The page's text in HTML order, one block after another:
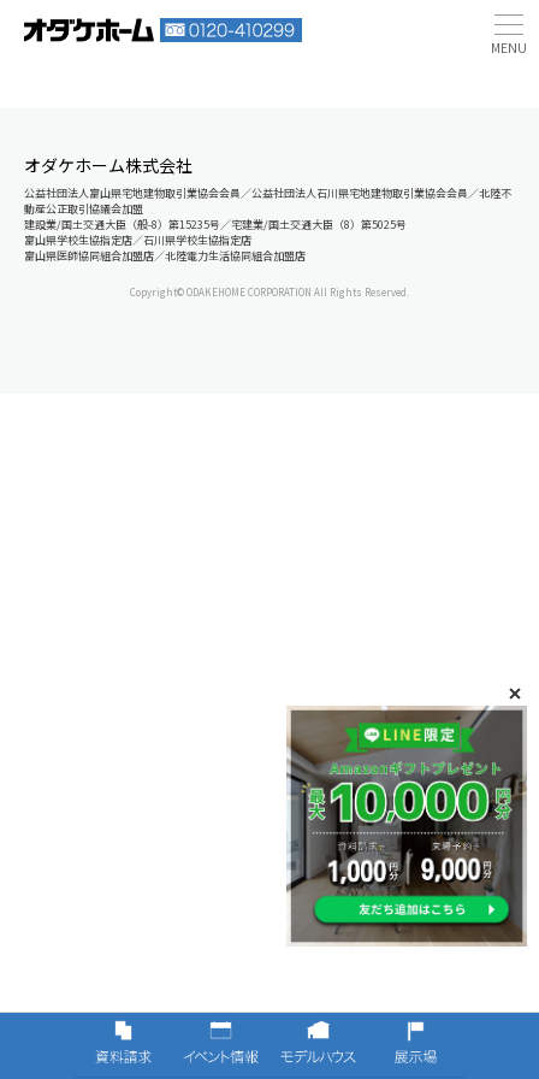
オダケホーム株式会社
公益社団法人富山県宅地建物取引業協会会員／公益社団法人石川県宅地建物取引業協会会員／北陸不
動産公正取引協議会加盟
建設業/国土交通大臣（般-8）第15235号／宅建業/国土交通大臣（8）第5025号
富山県学校生協指定店／石川県学校生協指定店
富山県医師協同組合加盟店／北陸電力生活協同組合加盟店
Copyright© ODAKEHOME CORPORATION All Rights Reserved.